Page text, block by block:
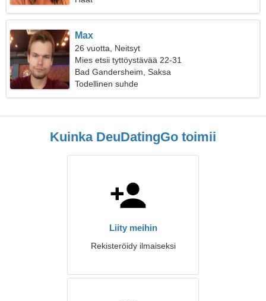
Max
26 vuotta, Neitsyt
Mies etsii tyttöystävää 22-31
Bad Gandersheim, Saksa
Todellinen suhde
Kuinka DeuDatingGo toimii
Liity meihin
Rekisteröidy ilmaiseksi